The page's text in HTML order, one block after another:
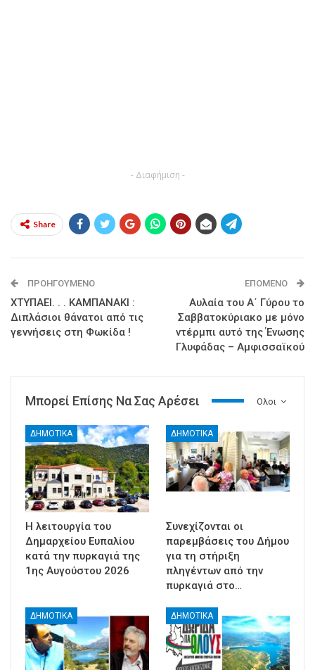
- Διαφήμιση -
Share
ΠΡΟΗΓΟΎΜΕΝΟ
ΧΤΥΠΑΕΙ. . . ΚΑΜΠΑΝΑΚΙ :
Διπλάσιοι θάνατοι από τις
γεννήσεις στη Φωκίδα !
ΕΠΌΜΕΝΟ
Αυλαία του Α΄ Γύρου το
Σαββατοκύριακο με μόνο
ντέρμπι αυτό της Ένωσης
Γλυφάδας – Αμφισσαϊκού
Ολοι
Μπορεί Επίσης Να Σας Αρέσει
ΔΗΜΟΤΙΚΑ
Η λειτουργία του
Δημαρχείου Ευπαλίου
κατά την πυρκαγιά της
1ης Αυγούστου 2026
ΔΗΜΟΤΙΚΑ
Συνεχίζονται οι
παρεμβάσεις του Δήμου
για τη στήριξη
πληγέντων από την
πυρκαγιά στο…
ΔΗΜΟΤΙΚΑ ΔΗΜΟΤΙΚΑ